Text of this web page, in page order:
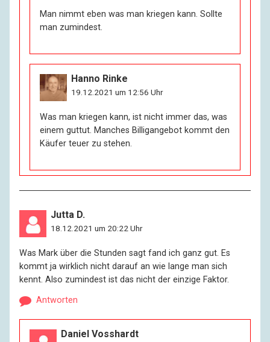
Man nimmt eben was man kriegen kann. Sollte
man zumindest.
Hanno Rinke
19.12.2021 um 12:56 Uhr
Was man kriegen kann, ist nicht immer das, was
einem guttut. Manches Billigangebot kommt den
Käufer teuer zu stehen.
Jutta D.
18.12.2021 um 20:22 Uhr
Was Mark über die Stunden sagt fand ich ganz gut. Es
kommt ja wirklich nicht darauf an wie lange man sich
kennt. Also zumindest ist das nicht der einzige Faktor.
Antworten
Daniel Vosshardt